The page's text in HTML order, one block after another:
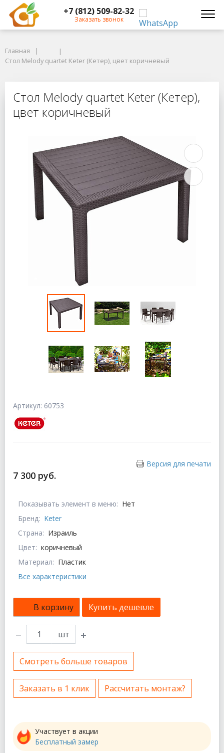
+7 (812) 509-82-32
Заказать звонок
Стол Melody quartet Keter (Кетер), цвет коричневый
Стол Melody quartet Keter
Главная
Стол Melody quartet Keter (Кетер), цвет коричневый
Стол Melody quartet Keter (Кетер),
цвет коричневый
Артикул: 60753
Версия для печати
7 300 руб.
Показывать элемент в меню: Нет
Бренд: Keter
Страна: Израиль
Цвет: коричневый
Материал: Пластик
Все характеристики
В корзину Купить дешевле
шт
Смотреть больше товаров
Заказать в 1 клик Рассчитать монтаж?
Участвует в акции
Бесплатный замер